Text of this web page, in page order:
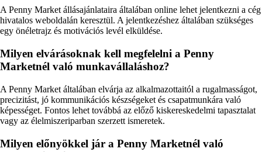
A Penny Market állásajánlataira általában online lehet jelentkezni a cég
hivatalos weboldalán keresztül. A jelentkezéshez általában szükséges
egy önéletrajz és motivációs levél elküldése.
Milyen elvárásoknak kell megfelelni a Penny
Marketnél való munkavállaláshoz?
A Penny Market általában elvárja az alkalmazottaitól a rugalmasságot,
precizitást, jó kommunikációs készségeket és csapatmunkára való
képességet. Fontos lehet továbbá az előző kiskereskedelmi tapasztalat
vagy az élelmiszeriparban szerzett ismeretek.
Milyen előnyökkel jár a Penny Marketnél való